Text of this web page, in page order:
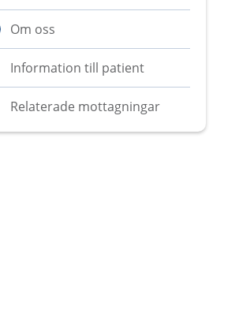
Om oss
Information till patient
Relaterade mottagningar